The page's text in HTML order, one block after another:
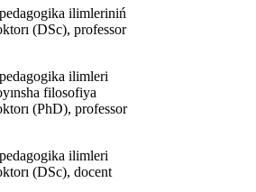
ilimleriniń
(DSc), professor
ilimleri
filosofiya
(PhD), professor
ilimleri
(DSc), docent